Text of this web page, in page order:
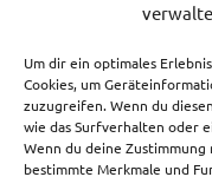
Um dir ein optimales
Cookies, um
zuzugreifen. Wenn du
wie das Surfverhalten oder
Wenn du deine
bestimmte Merkmale und
Fon: 0151 / 5061 1482
Fax: 03578 / 3736 731
E-Mail:info@sg-
Bankverbindung: